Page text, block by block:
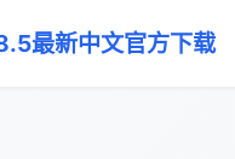
最新中文官方下载